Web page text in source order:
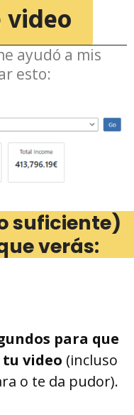
video
ayudó a mis
esto:
suficiente)
verás:
para que
video (incluso
o te da pudor).